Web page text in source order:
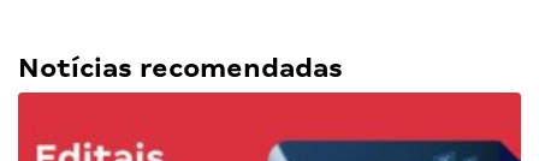
Notícias recomendadas